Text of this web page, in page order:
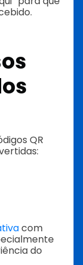
QR
com
do